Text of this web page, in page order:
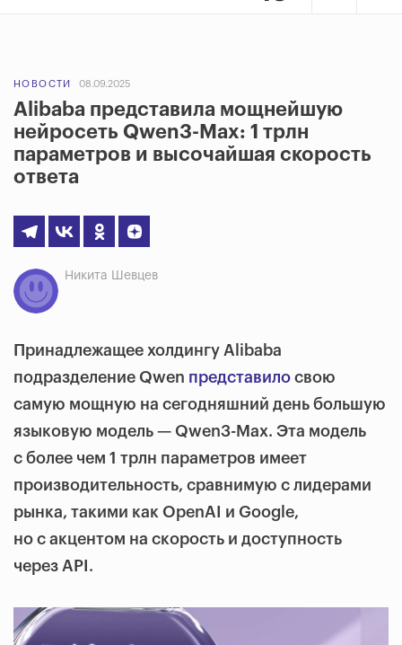
НОВОСТИ 08.09.2025
Alibaba представила мощнейшую
нейросеть Qwen3-Max: 1 трлн
параметров и высочайшая скорость
ответа
Никита Шевцев
Принадлежащее холдингу Alibaba
подразделение Qwen представило свою
самую мощную на сегодняшний день большую
языковую модель — Qwen3-Max. Эта модель
с более чем 1 трлн параметров имеет
производительность, сравнимую с лидерами
рынка, такими как OpenAI и Google,
но с акцентом на скорость и доступность
через API.